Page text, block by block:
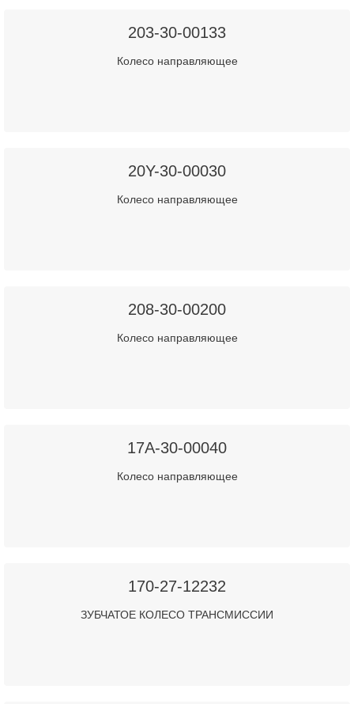
203-30-00133
Колесо направляющее
20Y-30-00030
Колесо направляющее
208-30-00200
Колесо направляющее
17A-30-00040
Колесо направляющее
170-27-12232
ЗУБЧАТОЕ КОЛЕСО ТРАНСМИССИИ